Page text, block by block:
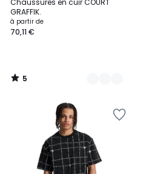
Chaussures en cuir COURT
GRAFFIK.
à partir de
70,11 €
5
Couleurs
5
/